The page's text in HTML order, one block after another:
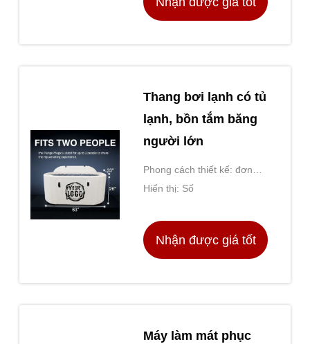
Thang bơi lạnh có tủ
lạnh, bồn tắm băng
người lớn
Phong cách thiết kế: đơn
giản và hiện đại
Hiển thị: Số
Nhận được giá tốt
Máy làm mát phục